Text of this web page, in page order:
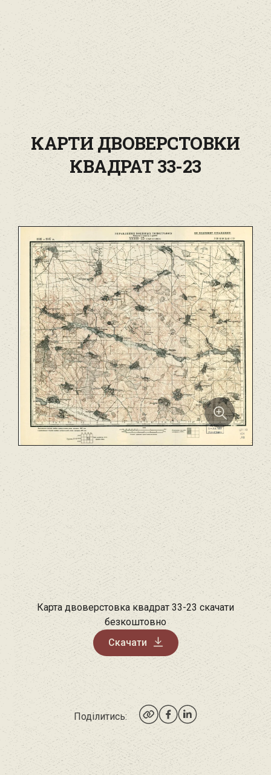
КАРТИ ДВОВЕРСТОВКИ
КВАДРАТ 33-23
Карта двоверстовка квадрат 33-23 скачати
безкоштовно
Скачати
Поділитись: